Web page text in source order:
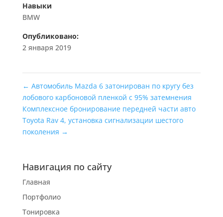
Навыки
BMW
Опубликовано:
2 января 2019
← Автомобиль Mazda 6 затонирован по кругу без
лобового карбоновой пленкой с 95% затемнения
Комплексное бронирование передней части авто
Toyota Rav 4, установка сигнализации шестого
поколения →
Навигация по сайту
Главная
Портфолио
Тонировка